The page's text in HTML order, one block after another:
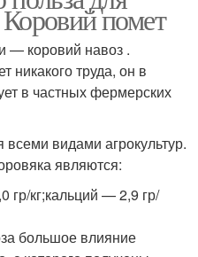
помет
— коровий навоз .
никакого труда, он в
в частных фермерских
видами агрокультур.
являются:
кг;кальций — 2,9 гр/
большое влияние